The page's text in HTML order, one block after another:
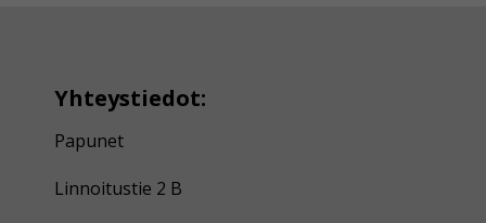
Yhteystiedot:
Papunet
Linnoitustie 2 B